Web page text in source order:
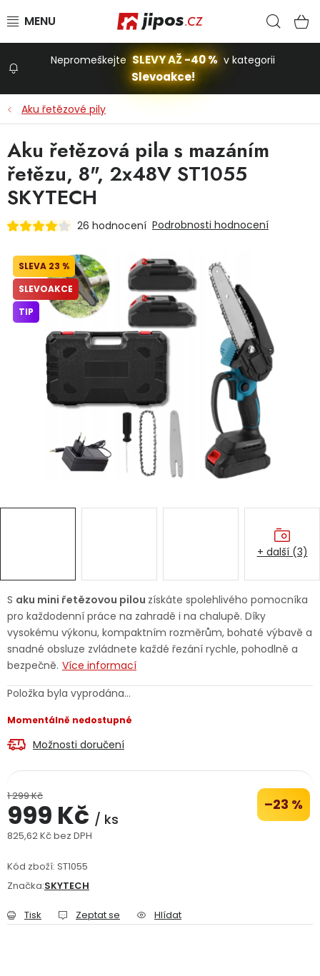
Stavba a dům
Dílna
Domácnost
Dětská hřiště
Autodoplňky
Ochranné pomůcky
Jaký je aktuální stav mé objednávky?
Velkoobchodní spolupráce (B2B)
Obchodní podmínky
Podmínky ochrany osobních údajů
Nepromeškejte SLEVY AŽ -40 % v kategorii
Slevoakce!
Aku řetězové pily
S aku mini řetězovou pilou získáte spolehlivého pomocníka
pro každodenní práce na zahradě i na chalupě. Díky
vysokému výkonu, kompaktním rozměrům, bohaté výbavě a
snadné obsluze zvládnete každé řezání rychle, pohodlně a
bezpečně. Více informací
Položka byla vyprodána…
Momentálně nedostupné
Možnosti doručení
1 299 Kč –23 %
999 Kč / ks
825,62 Kč bez DPH
Kód zboží: ST1055
Značka:SKYTECH
Tisk Zeptat se Hlídat
Aku řetězová pila s mazáním
řetězu, 8", 2x48V ST1055
SKYTECH
26 hodnocení Podrobnosti hodnocení
23 %
SLEVOAKCE
TIP
+ další (3)